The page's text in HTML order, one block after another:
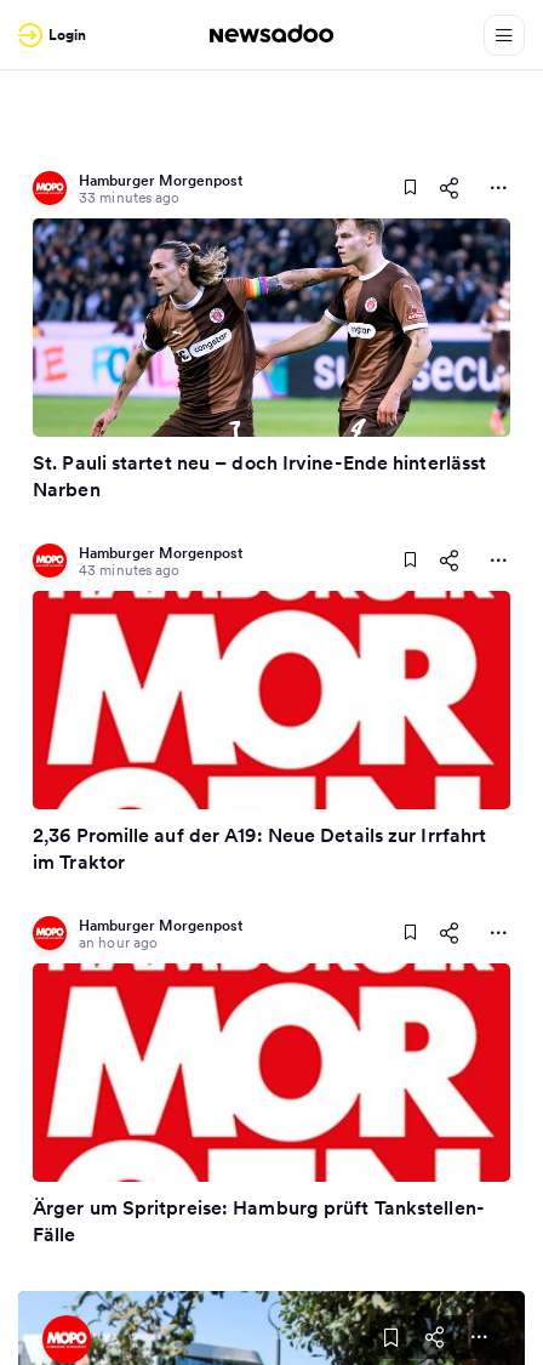
Login
Hamburger Morgenpost
33 minutes ago
St. Pauli startet neu – doch Irvine-Ende hinterlässt
Narben
Hamburger Morgenpost
43 minutes ago
2,36 Promille auf der A19: Neue Details zur Irrfahrt
im Traktor
Hamburger Morgenpost
an hour ago
Ärger um Spritpreise: Hamburg prüft Tankstellen-
Fälle